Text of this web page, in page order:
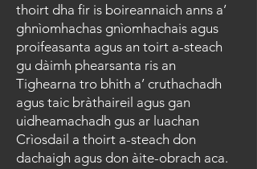
thoirt dha fir is boireannaich anns a’
ghnìomhachas gnìomhachais agus
proifeasanta agus an toirt a-steach
gu dàimh phearsanta ris an
Tighearna tro bhith a’ cruthachadh
agus taic bràthaireil agus gan
uidheamachadh gus ar luachan
Crìosdail a thoirt a-steach don
dachaigh agus don àite-obrach aca.